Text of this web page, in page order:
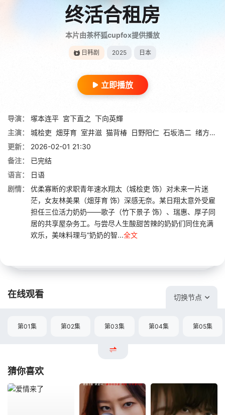
终活合租房
本片由茶杯狐cupfox提供播放
日韩剧 2025 日本
立即播放
导演： 塚本连平 宮下直之 下向英輝
主演：
城桧吏 畑芽育 室井滋 猫背椿 日野阳仁 石坂浩二 绪方义博
更新：
2026-02-01 21:30
备注：
已完结
语言：
日语
剧情：
优柔寡断的求职青年速水翔太（城桧吏 饰）对未来一片迷
茫，女友林美果（畑芽育 饰）深感无奈。某日翔太意外受雇
担任三位活力奶奶——歌子（竹下景子 饰）、瑞惠、厚子同
居的共享屋杂务工。与尝尽人生酸甜苦辣的奶奶们同住充满
欢乐，美味料理与“奶奶的智...全文
在线观看 切换节点
第01集 第02集 第03集 第04集 第05集
猜你喜欢